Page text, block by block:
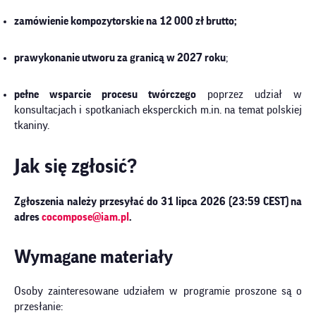
zamówienie kompozytorskie na 12 000 zł brutto;
prawykonanie utworu za granicą w 2027 roku;
pełne wsparcie procesu twórczego poprzez udział w
konsultacjach i spotkaniach eksperckich m.in. na temat polskiej
tkaniny.
Jak się zgłosić?
Zgłoszenia należy przesyłać do 31 lipca 2026 (23:59 CEST)na
adrescocompose@iam.pl .
Wymagane materiały
Osoby zainteresowane udziałem w programie proszone są o
przesłanie: